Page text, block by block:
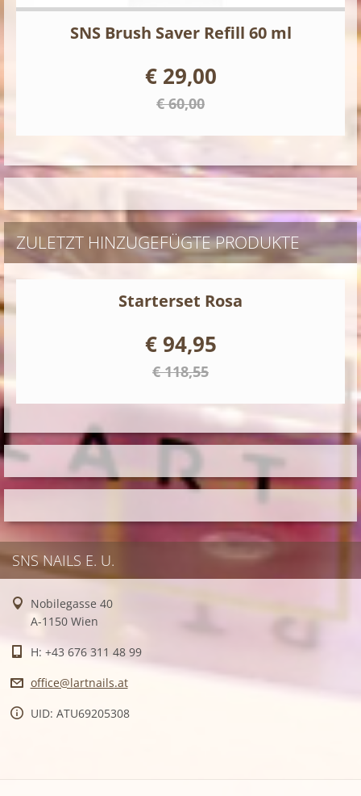
SNS Brush Saver Refill 60 ml
€ 29,00
€ 60,00
ZULETZT HINZUGEFÜGTE PRODUKTE
Starterset Rosa
€ 94,95
€ 118,55
SNS NAILS E. U.
Nobilegasse 40
A-1150 Wien
H: +43 676 311 48 99
office@lartnails.at
UID: ATU69205308